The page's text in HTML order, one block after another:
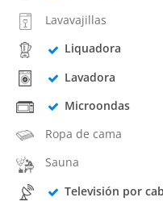
Lavavajillas
Liquadora
Lavadora
Microondas
Ropa de cama
Sauna
Televisión por